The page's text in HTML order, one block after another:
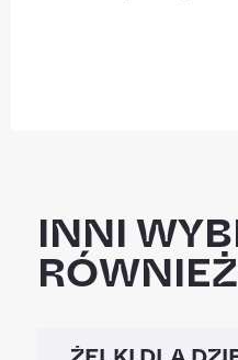
INNI
Clean Label